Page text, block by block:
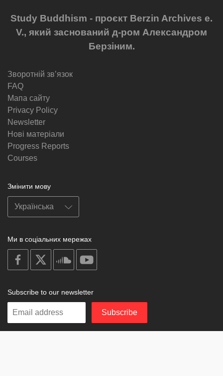
Study Buddhism - проєкт Berzin Archives e.
V., який заснований д-ром Александром
Берзіним.
Зворотній звʼязок
FAQ
Мапа сайту
Privacy Policy
Newsletter
Нові матеріали
Progress Reports
Courses
Змінити мову
Ми в соціальних мережах
on
facebook
soundcloud
Subscribe to our newsletter
Enter
email
Subscribe